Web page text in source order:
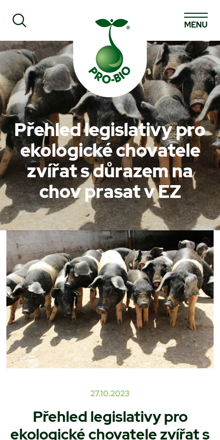
Prohledat PRO-BIO
MENU
Přehled legislativy pro
ekologické chovatele
zvířat s důrazem na
chov prasat v EZ
27.10.2023
Přehled legislativy pro
ekologické chovatele zvířat s